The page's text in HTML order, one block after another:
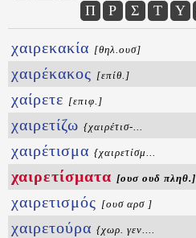
Π
Ρ Σ Τ Υ
χαιρεκακία [θηλ.ουσ]
χαιρέκακος [επίθ.]
χαίρετε [επιφ.]
χαιρετίζω {χαιρέτισ-...
χαιρέτισμα {χαιρετίσμ...
χαιρετίσματα [ουσ ουδ πληθ.]
χαιρετισμός [ουσ αρσ ]
χαιρετούρα {χωρ. γεν....